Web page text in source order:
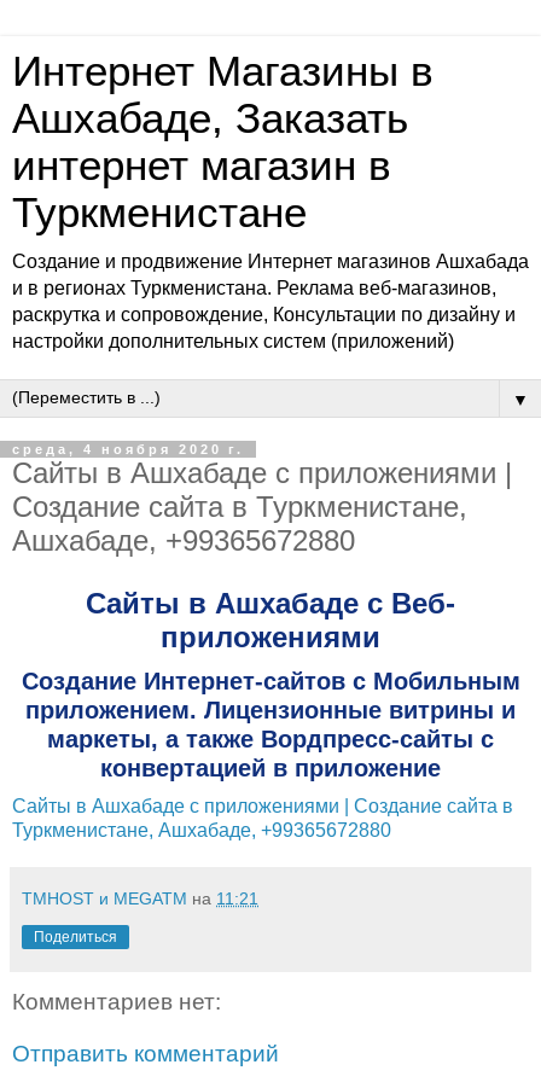
Интернет Магазины в
Ашхабаде, Заказать
интернет магазин в
Туркменистане
Создание и продвижение Интернет магазинов Ашхабада
и в регионах Туркменистана. Реклама веб-магазинов,
раскрутка и сопровождение, Консультации по дизайну и
настройки дополнительных систем (приложений)
▼
среда, 4 ноября 2020 г.
Сайты в Ашхабаде с приложениями |
Создание сайта в Туркменистане,
Ашхабаде, +99365672880
Сайты в Ашхабаде с Веб-
приложениями
Создание Интернет-сайтов с Мобильным
приложением. Лицензионные витрины и
маркеты, а также Вордпресс-сайты с
конвертацией в приложение
Сайты в Ашхабаде с приложениями | Создание сайта в
Туркменистане, Ашхабаде, +99365672880
TMHOST и MEGATM на 11:21
Поделиться
Комментариев нет:
Отправить комментарий